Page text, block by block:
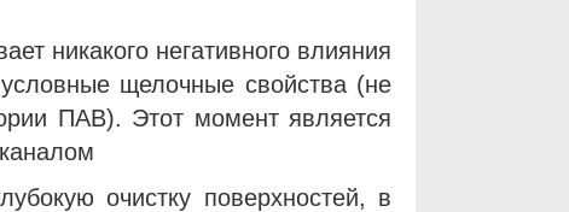
никакого негативного влияния
щелочные свойства (не
ПАВ). Этот момент является
очистку поверхностей, в